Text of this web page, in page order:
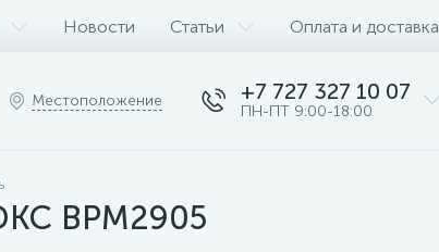
Новости Статьи Оплата и доставка
Местоположение +7 727 327 10 07
ПН-ПТ 9:00-18:00
BPM2905